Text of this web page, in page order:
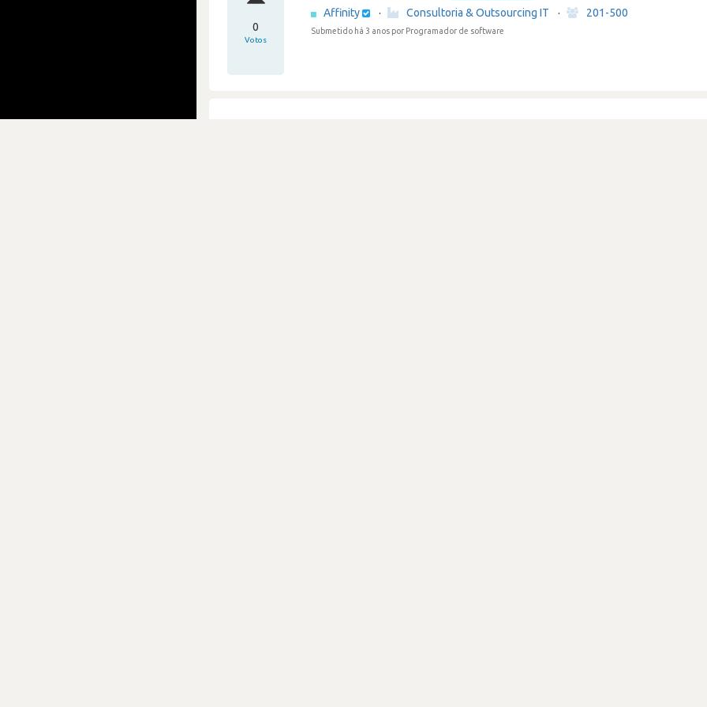
0
Votos
Affinity · Consultoria & Outsourcing IT · 201-500
Submetido há 3 anos por Programador de software